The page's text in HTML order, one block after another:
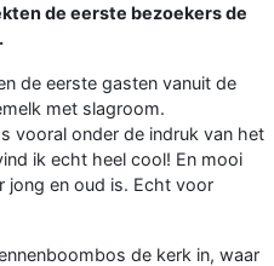
de eerste bezoekers de
de eerste gasten vanuit de
met slagroom.
vooral onder de indruk van het
ik echt heel cool! En mooi
jong en oud is. Echt voor
de kerk in, waar